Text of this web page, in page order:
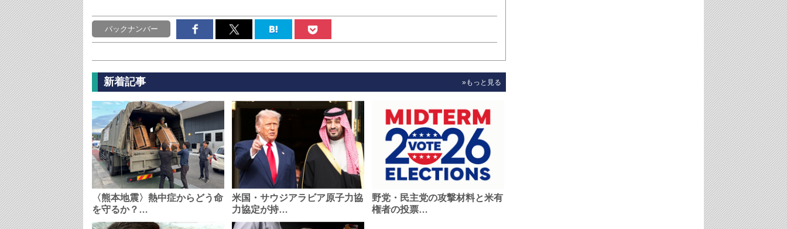
バックナンバー
新着記事 »もっと見る
〈熊本地震〉熱中症からどう命
を守るか？…
米国・サウジアラビア原子力協
力協定が持…
野党・民主党の攻撃材料と米有
権者の投票…